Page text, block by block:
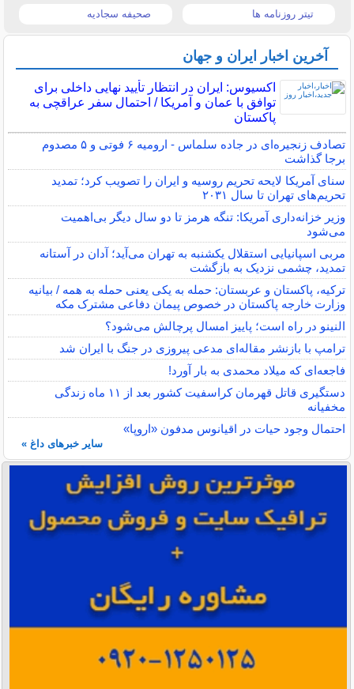
تیتر روزنامه ها صحیفه سجادیه
آخرین اخبار ایران و جهان
اکسیوس: ایران در انتظار تأیید نهایی داخلی برای
توافق با عمان و آمریکا / احتمال سفر عراقچی به
پاکستان
تصادف زنجیره‌ای در جاده سلماس - ارومیه ۶ فوتی و ۵ مصدوم
برجا گذاشت
سنای آمریکا لایحه تحریم روسیه و ایران را تصویب کرد؛ تمدید
تحریم‌های تهران تا سال ۲۰۳۱
وزیر خزانه‌داری آمریکا: تنگه هرمز تا دو سال دیگر بی‌اهمیت
می‌شود
مربی اسپانیایی استقلال یکشنبه به تهران می‌آید؛ آدان در آستانه
تمدید، چشمی نزدیک به بازگشت
ترکیه، پاکستان و عربستان: حمله به یکی یعنی حمله به همه / بیانیه
وزارت خارجه پاکستان در خصوص پیمان دفاعی مشترک مکه
النینو در راه است؛ پاییز امسال پرچالش می‌شود؟
ترامپ با بازنشر مقاله‌ای مدعی پیروزی در جنگ با ایران شد
فاجعه‌ای که میلاد محمدی به بار آورد!
دستگیری قاتل قهرمان کراسفیت کشور بعد از ۱۱ ماه زندگی
مخفیانه
احتمال وجود حیات در اقیانوس مدفون «اروپا»
سایر خبرهای داغ »